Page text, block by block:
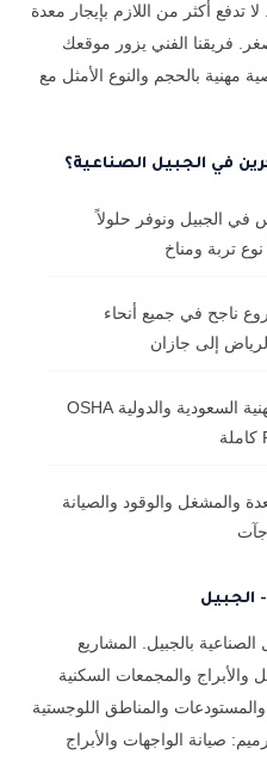
تدفع أكثر من اللازم بإيجار معدة
فريقنا الفني يزور موقعك
مهنية بالحجم والنوع الأمثل مع
في الجبيل الصناعية؟
في الجبيل ونوفر حلولاً
تربة ومناخ
بأكثر من 850 مشروع ناجح في جميع أنحاء
إلى جازان
نلتزم بأعلى معايير السلامة المهنية السعودية والدولية OSHA
والمشغل والوقود والصيانة
الجبيل
بالجبيل. المشاريع
والأبراج والمجمعات السكنية
والمستودعات والمناطق اللوجستية
صيانة الواجهات والأبراج